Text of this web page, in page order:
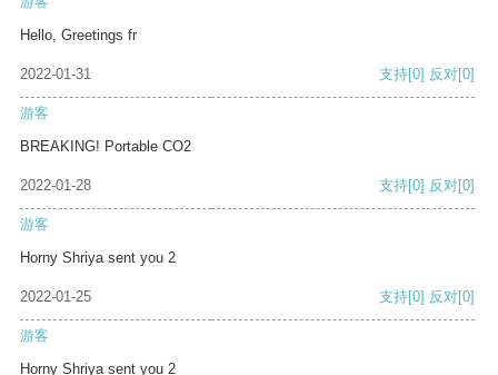
Hello, Greetings fr
2022-01-31 支持[0] 反对[0]
游客
BREAKING! Portable CO2
2022-01-28 支持[0] 反对[0]
游客
Horny Shriya sent you 2
2022-01-25 支持[0] 反对[0]
游客
Horny Shriya sent you 2